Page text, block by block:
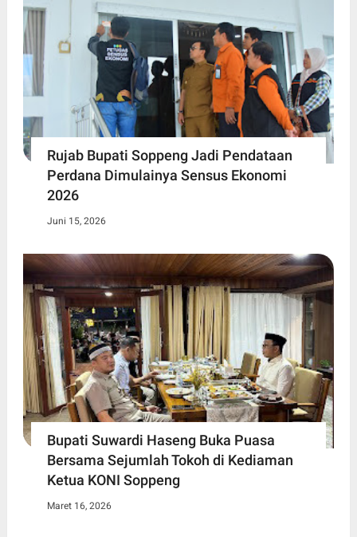
Rujab Bupati Soppeng Jadi Pendataan
Perdana Dimulainya Sensus Ekonomi
2026
Juni 15, 2026
Bupati Suwardi Haseng Buka Puasa
Bersama Sejumlah Tokoh di Kediaman
Ketua KONI Soppeng
Maret 16, 2026